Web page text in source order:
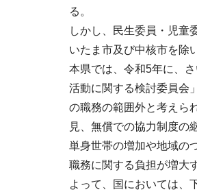
る。
しかし、民生委員・児童
いたま市及び中核市を除
本県では、令和5年に、
活動に関する検討委員会
の職務の範囲外と考えら
見、無償での協力制度の
単身世帯の増加や地域の
職務に関する負担が増大
よって、国においては、